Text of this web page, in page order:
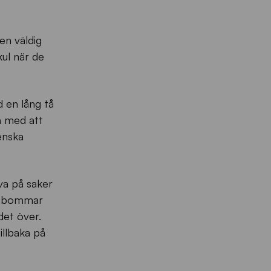
väldig
när de
en lång tå
med att
på saker
över.
på